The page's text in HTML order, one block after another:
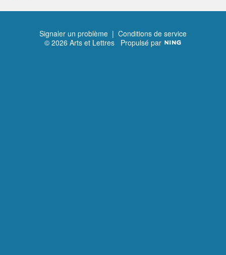
Signaler un problème | Conditions de service
© 2026 Arts et Lettres Propulsé par